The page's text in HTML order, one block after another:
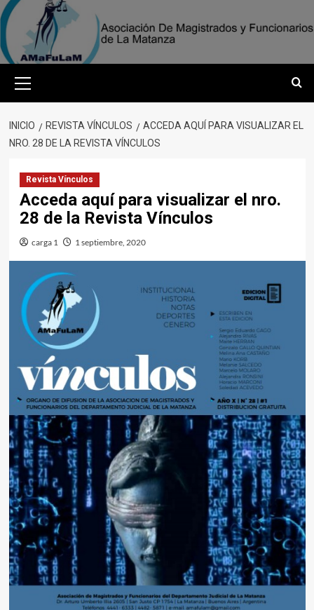
Saltar
al
contenido
primario
INICIO REVISTA VÍNCULOS
ACCEDA AQUÍ PARA VISUALIZAR EL
NRO. 28 DE LA REVISTA VÍNCULOS
Revista Vínculos
Acceda aquí para visualizar el nro.
28 de la Revista Vínculos
carga 1 1 septiembre, 2020